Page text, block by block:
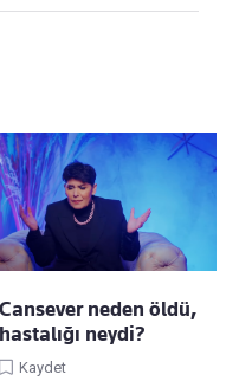
Cansever neden öldü,
hastalığı neydi?
Kaydet